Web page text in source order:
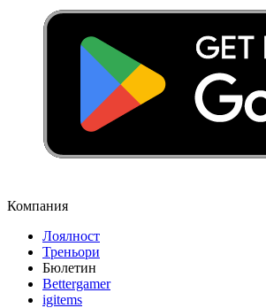
Компания
Лоялност
Треньори
Бюлетин
Bettergamer
igitems